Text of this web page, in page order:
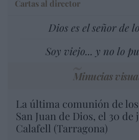
Cartas al director
Dios es el señor de
Soy viejo... y no lo
Minucias
La última comunión de los
San Juan de Dios, el 30 de
Calafell (Tarragona)